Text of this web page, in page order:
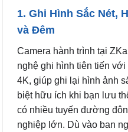
1. Ghi Hình Sắc Nét,
và Đêm
Camera hành trình tại
nghệ ghi hình tiên tiến
4K, giúp ghi lại hình ảnh
biệt hữu ích khi bạn lưu
có nhiều tuyến đường
nghiệp lớn. Dù vào ban